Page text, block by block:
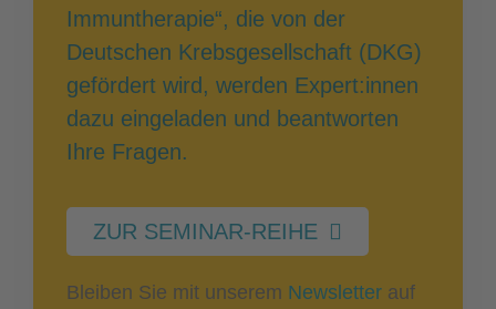
Immuntherapie“, die von der
Deutschen Krebsgesellschaft (DKG)
gefördert wird, werden Expert:innen
dazu eingeladen und beantworten
Ihre Fragen.
ZUR SEMINAR-REIHE
Bleiben Sie mit unserem Newsletter auf